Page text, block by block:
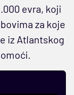
evra, koji
za koje
iz Atlantskog